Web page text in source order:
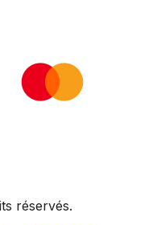
réservés.